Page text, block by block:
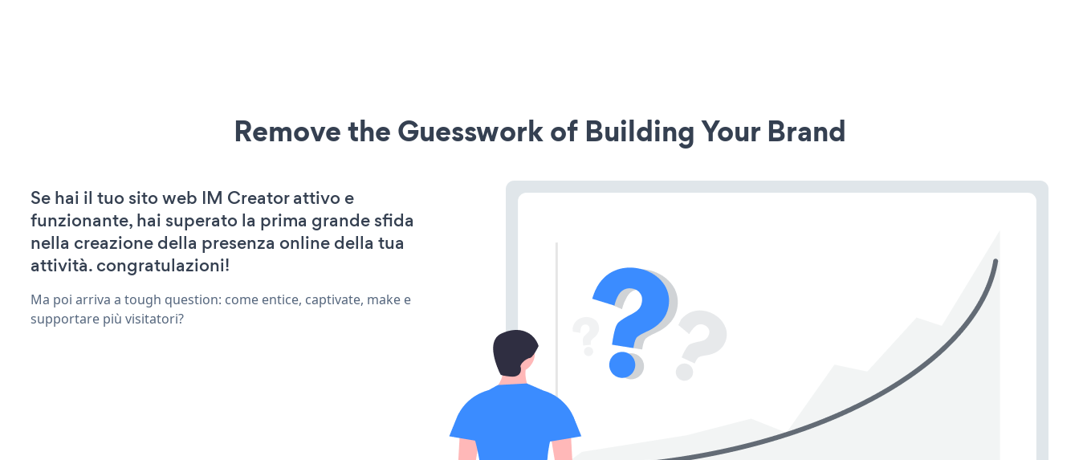
Remove the Guesswork of Building Your Brand
Se hai il tuo sito web IM Creator attivo e
funzionante, hai superato la prima grande sfida
nella creazione della presenza online della tua
attività. congratulazioni!
Ma poi arriva a tough question: come entice, captivate, make e
supportare più visitatori?